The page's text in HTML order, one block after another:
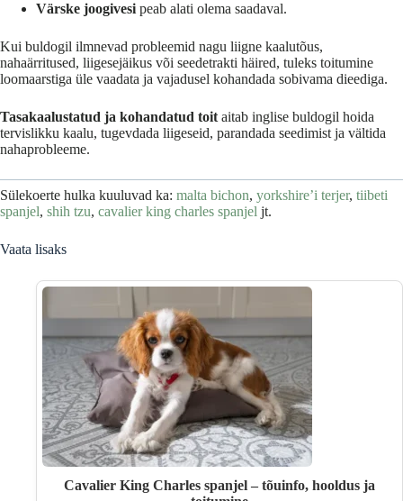
Värske joogivesi peab alati olema saadaval.
Kui buldogil ilmnevad probleemid nagu liigne kaalutõus,
nahaärritused, liigesejäikus või seedetrakti häired, tuleks toitumine
loomaarstiga üle vaadata ja vajadusel kohandada sobivama dieediga.
Tasakaalustatud ja kohandatud toit aitab inglise buldogil hoida
tervislikku kaalu, tugevdada liigeseid, parandada seedimist ja vältida
nahaprobleeme.
Sülekoerte hulka kuuluvad ka: malta bichon, yorkshire’i terjer, tiibeti
spanjel, shih tzu, cavalier king charles spanjel jt.
Vaata lisaks
Cavalier King Charles spanjel – tõuinfo, hooldus ja